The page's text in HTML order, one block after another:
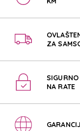
ZA
NA RATE